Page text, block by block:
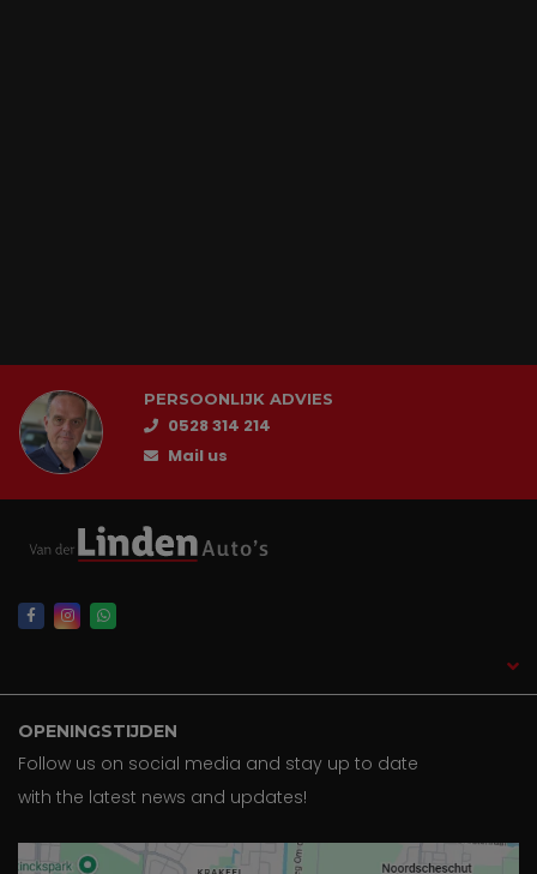
PERSOONLIJK ADVIES
0528 314 214
Mail us
OPENINGSTIJDEN
Follow us on social media and stay up to date
with the latest news and updates!